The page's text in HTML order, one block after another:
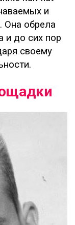
и
Она обрела
и до сих пор
своему